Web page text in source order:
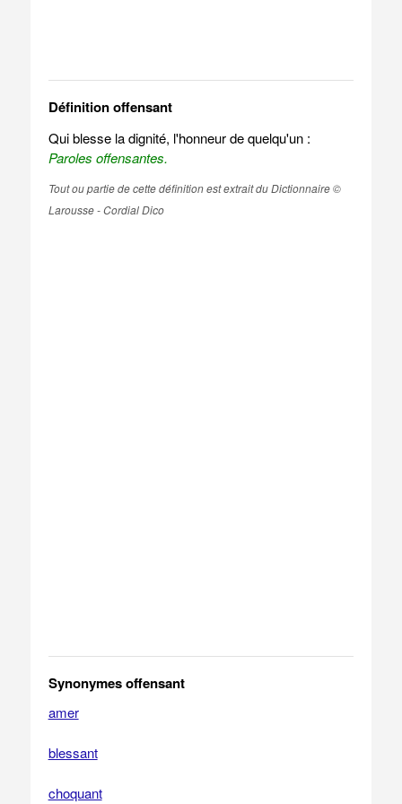
Définition offensant
Qui blesse la dignité, l'honneur de quelqu'un :
Paroles offensantes.
Tout ou partie de cette définition est extrait du Dictionnaire ©
Larousse - Cordial Dico
Synonymes offensant
amer
blessant
choquant